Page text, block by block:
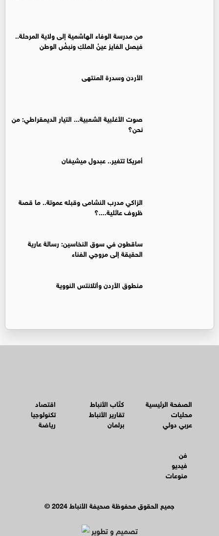
من مدرسة الوفاء الهاشمية إلى ولاية المرحلة..
فيصل الفايز عينُ الملكِ ونبضُ الوطن
الأردن وسدرة المنتهى
صوت الأغلبية الشعبية... التيار الديمقراطي: من
نحن؟
أمريكا تتغير.. عبدول ميشيغان
الزاكي مدرب النشامى وقبله عموتة.. ما قصة
ظروف عائلية....؟
ساقطون في سوق النخاسين: رسالة عارية
الحقيقة إلى مروجي الفناء
منطوق الأردن وأتلانتس النووية
الصفحة الرئيسية
محليات
عربي دولي
كتّاب الأنباط
تقارير الأنباط
برلمان
اقتصاد
تكنولوجيا
رياضة
فن
فيديو
منوعات
© جميع الحقوق محفوظة صحيفة الأنباط 2024
تصميم و تطوير